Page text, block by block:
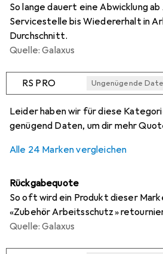
So lange dauert eine Abwicklung
Servicestelle bis Wiedererhalt in
Durchschnitt.
Quelle: Galaxus
RS PRO Ungenügende
Leider haben wir für diese
genügend Daten, um dir mehr
Alle 24 Marken vergleichen
Rückgabequote
So oft wird ein Produkt dieser
«Zubehör Arbeitsschutz»
Quelle: Galaxus